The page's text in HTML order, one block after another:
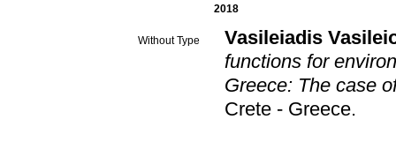
2018
Without Type
Vasileiadis
functions for
Greece: The case
Crete - Greece.